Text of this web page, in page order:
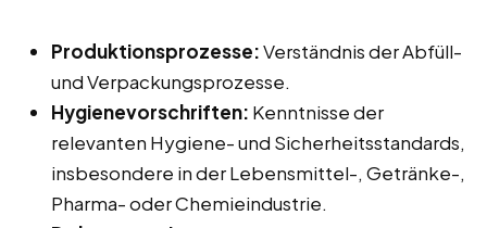
Produktionsprozesse:Verständnis der Abfüll-
und Verpackungsprozesse.
Hygienevorschriften: Kenntnisse der
relevanten Hygiene- und Sicherheitsstandards,
insbesondere in der Lebensmittel-, Getränke-,
Pharma- oder Chemieindustrie.